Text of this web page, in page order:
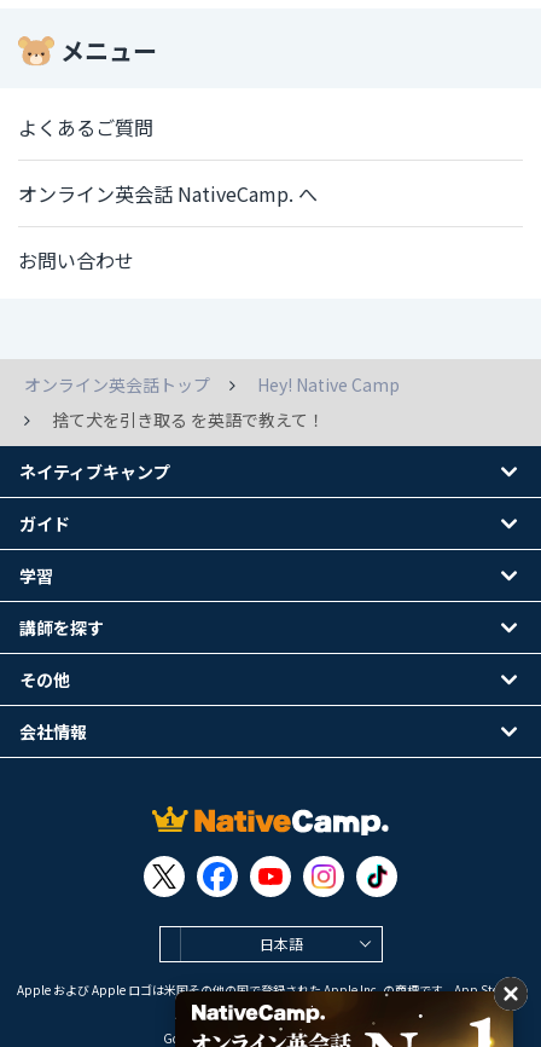
メニュー
よくあるご質問
オンライン英会話 NativeCamp. へ
お問い合わせ
オンライン英会話トップ
Hey! Native Camp
捨て犬を引き取る を英語で教えて！
日本語
Apple および Apple ロゴは米国その他の国で登録された Apple Inc. の商標です。App Store は
Apple Inc. のサービスマークです。
Google Play は Google LLC の商標です。
ネイティブキャンプ
ガイド
学習
講師を探す
その他
会社情報